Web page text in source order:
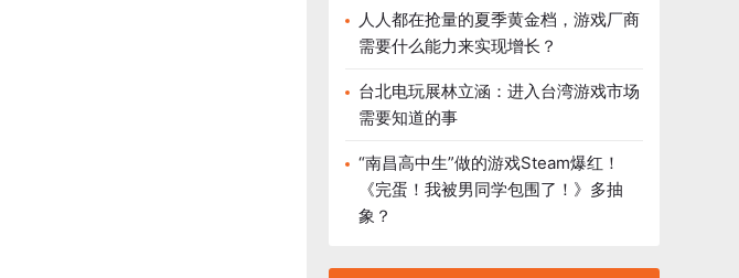
人人都在抢量的夏季黄金档，游戏厂商
需要什么能力来实现增长？
台北电玩展林立涵：进入台湾游戏市场
需要知道的事
“南昌高中生”做的游戏Steam爆红！
《完蛋！我被男同学包围了！》多抽
象？